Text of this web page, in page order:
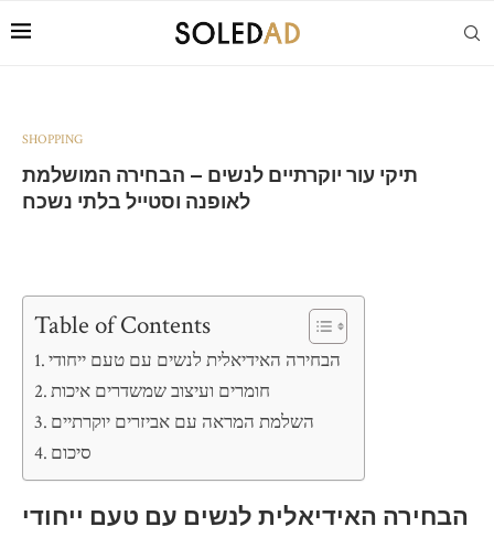
SHOPPING
תיקי עור יוקרתיים לנשים – הבחירה המושלמת
לאופנה וסטייל בלתי נשכח
Table of Contents
הבחירה האידיאלית לנשים עם טעם ייחודי
חומרים ועיצוב שמשדרים איכות
השלמת המראה עם אביזרים יוקרתיים
סיכום
הבחירה האידיאלית לנשים עם טעם ייחודי